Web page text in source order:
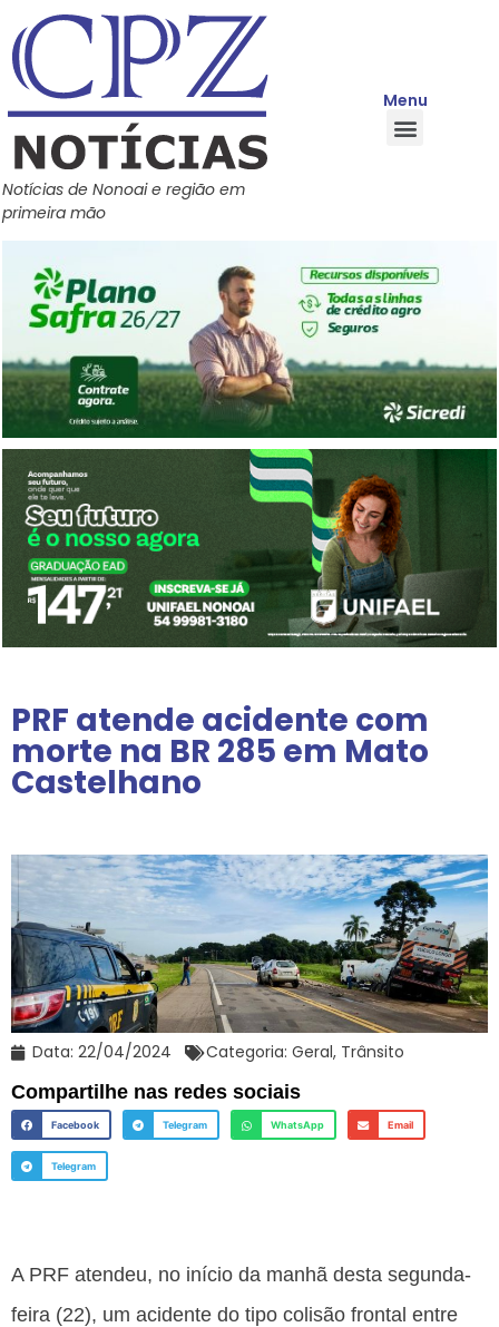
Notícias de Nonoai e região em
primeira mão
Menu
PRF atende acidente com
morte na BR 285 em Mato
Castelhano
Data: 22/04/2024 Categoria: Geral, Trânsito
Compartilhe nas redes sociais
Facebook Telegram WhatsApp Email
Telegram
A PRF atendeu, no início da manhã desta segunda-
feira (22), um acidente do tipo colisão frontal entre